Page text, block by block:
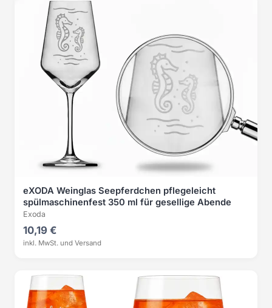
eXODA Weinglas Seepferdchen pflegeleicht
spülmaschinenfest 350 ml für gesellige Abende
Exoda
10,19 €
inkl. MwSt. und Versand